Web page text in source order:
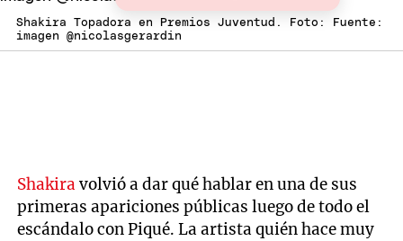
Shakira Topadora en Premios Juventud. Foto: Fuente:
imagen @nicolasgerardin
Shakira volvió a dar qué hablar en una de sus
primeras apariciones públicas luego de todo el
escándalo con Piqué. La artista quién hace muy